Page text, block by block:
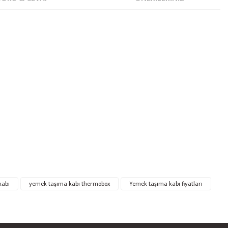
yemek taşıma kabı thermobox
Yemek taşıma kabı fiyatları